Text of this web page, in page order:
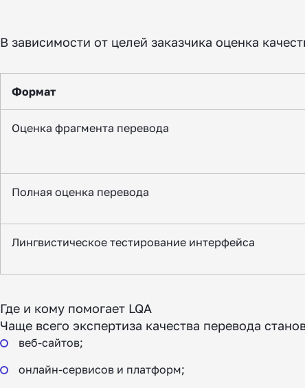
В зависимости от целей заказчика оценка
Формат
Оценка фрагмента перевода
Полная оценка перевода
Лингвистическое тестирование интерфейса
Где и кому помогает LQA
Чаще всего экспертиза качества перевода
веб-сайтов;
онлайн-сервисов и платформ;